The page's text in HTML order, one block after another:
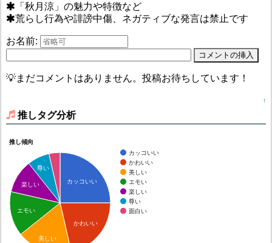
「秋月涼」の魅力や特徴など
荒らし行為や誹謗中傷、ネガティブな発言は禁止です
お名前:
💡まだコメントはありません。投稿お待ちしています！
↑
推しタグ分析
推し傾向
カッコいい
かわいい
美しい
エモい
楽しい
尊い
面白い
カッコいい
かわいい
尊い
楽しい
エモい
美しい